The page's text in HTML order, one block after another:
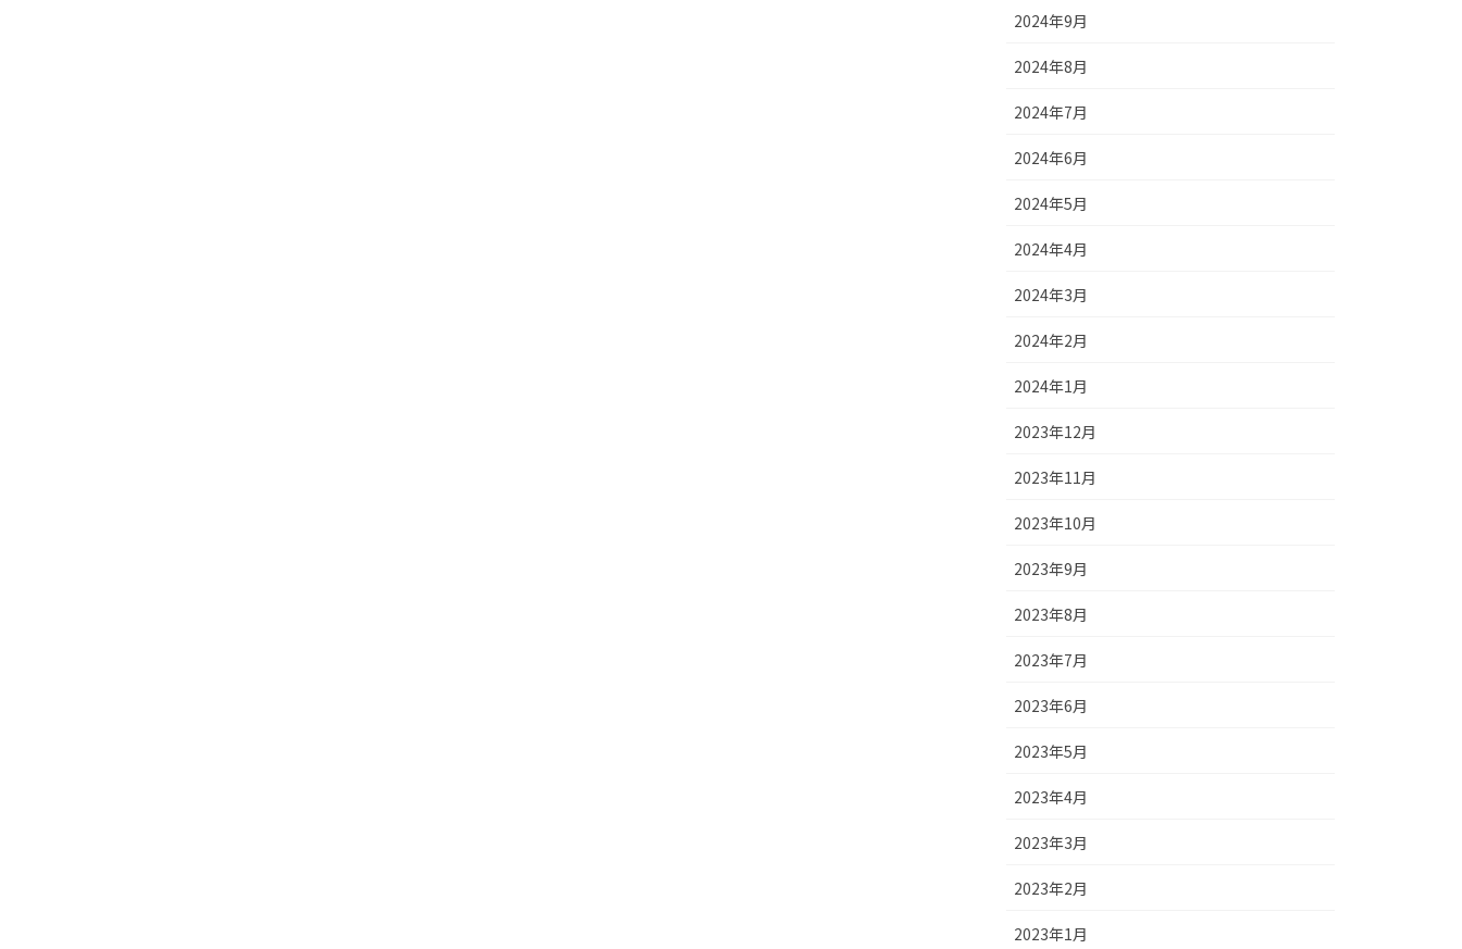
2024年9月
2024年8月
2024年7月
2024年6月
2024年5月
2024年4月
2024年3月
2024年2月
2024年1月
2023年12月
2023年11月
2023年10月
2023年9月
2023年8月
2023年7月
2023年6月
2023年5月
2023年4月
2023年3月
2023年2月
2023年1月